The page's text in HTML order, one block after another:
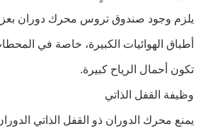
يلزم وجود صندوق تروس محرك دوران
أطباق الهوائيات الكبيرة، خاصة في
تكون أحمال الرياح كبيرة.
وظيفة القفل الذاتي
يمنع محرك الدوران ذو القفل الذاتي